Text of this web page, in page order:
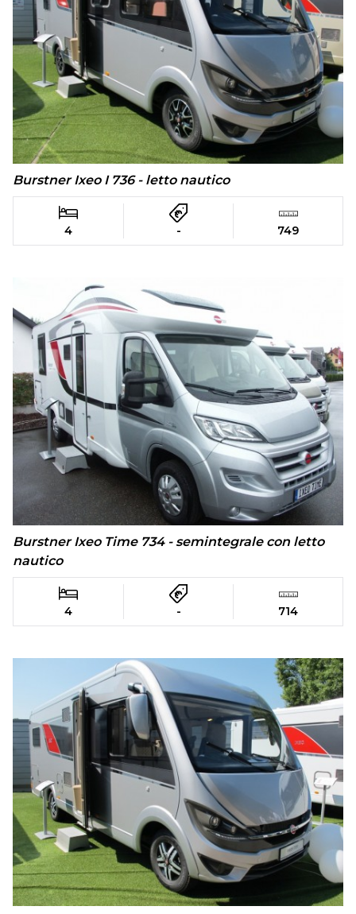
Burstner Ixeo I 736 - letto nautico
4 - 749
Burstner Ixeo Time 734 - semintegrale con letto
nautico
4 - 714